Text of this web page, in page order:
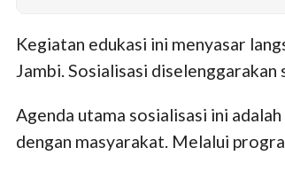
Kegiatan edukasi ini menyasar
Jambi. Sosialisasi
Agenda utama sosialisasi ini
dengan masyarakat. Melalui